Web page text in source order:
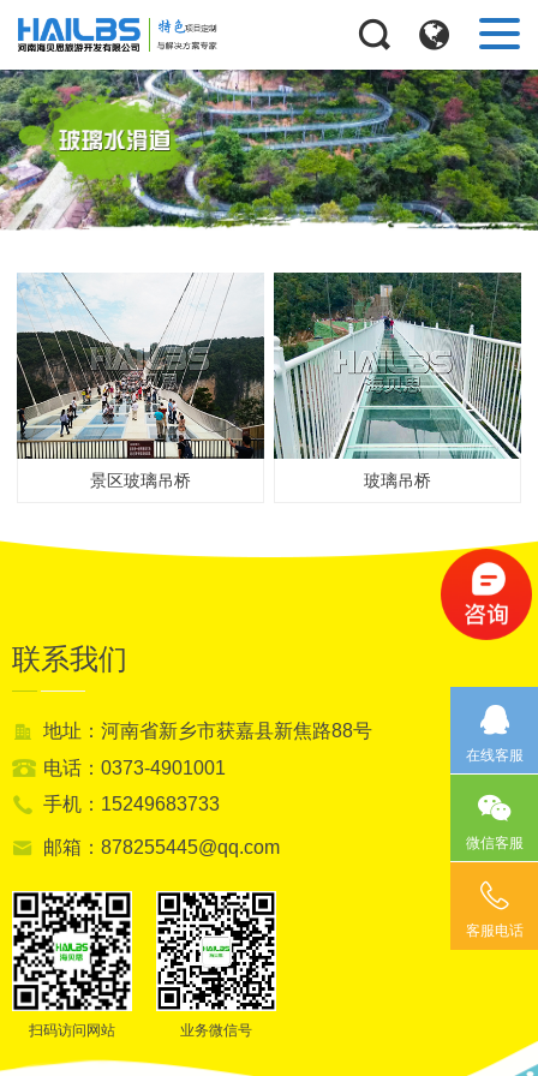
景区玻璃吊桥 玻璃吊桥
联系我们
地址：河南省新乡市获嘉县新焦路88号
电话：0373-4901001
手机：15249683733
邮箱：878255445@qq.com
扫码访问网站 业务微信号
在线客服
微信客服
客服电话